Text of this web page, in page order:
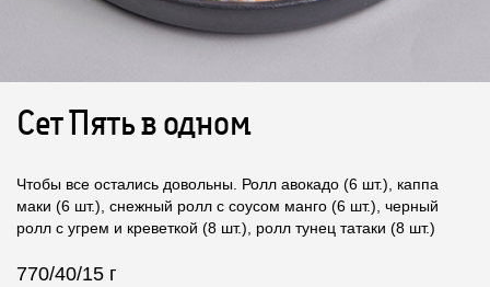
Сет Пять в одном
Чтобы все остались довольны. Ролл авокадо (6 шт.), каппа
маки (6 шт.), снежный ролл с соусом манго (6 шт.), черный
ролл с угрем и креветкой (8 шт.), ролл тунец татаки (8 шт.)
770/40/15 г